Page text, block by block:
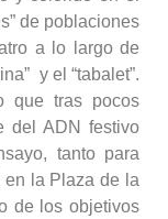
de poblaciones
a lo largo de
y el “tabalet”.
que tras pocos
del ADN festivo
tanto para
en la Plaza de la
de los objetivos